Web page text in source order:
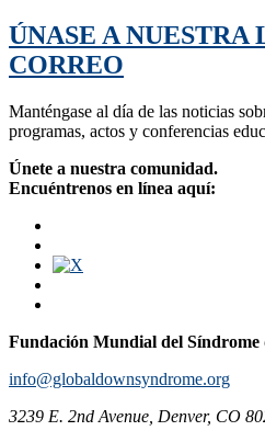
ÚNASE A NUESTRA
CORREO
Manténgase al día de las noticias
programas, actos y conferencias
Únete a nuestra comunidad.
Encuéntrenos en línea aquí:
Fundación Mundial del Síndrome
info@globaldownsyndrome.org
3239 E. 2nd Avenue, Denver, CO